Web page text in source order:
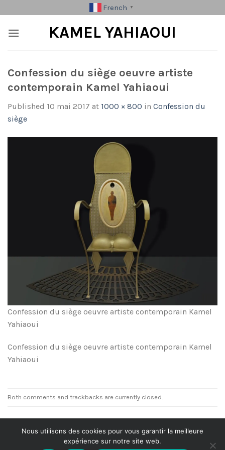
to
content
French ▼
KAMEL YAHIAOUI
Confession du siège oeuvre artiste
contemporain Kamel Yahiaoui
Published 10 mai 2017 at 1000 × 800 in Confession du
siège
Confession du siège oeuvre artiste contemporain Kamel
Yahiaoui
Confession du siège oeuvre artiste contemporain Kamel
Yahiaoui
Both comments and trackbacks are currently closed.
Politique de Confidentialité
Nous utilisons des cookies pour vous garantir la meilleure
expérience sur notre site web.